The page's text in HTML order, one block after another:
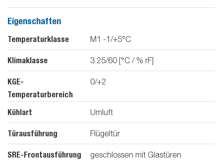
Eigenschaften
Temperaturklasse M1 -1/+5°C
Klimaklasse 3 25/60 [°C / % rF]
KGE-
Temperaturbereich
0/+2
Kühlart Umluft
Türausführung Flügeltür
SRE-Frontausführung geschlossen mit Glastüren